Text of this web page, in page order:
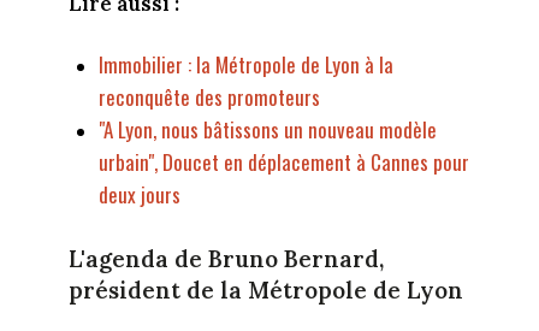
Immobilier : la Métropole de Lyon à la
reconquête des promoteurs
"A Lyon, nous bâtissons un nouveau modèle
urbain", Doucet en déplacement à Cannes pour
deux jours
L'agenda de Bruno Bernard,
président de la Métropole de Lyon